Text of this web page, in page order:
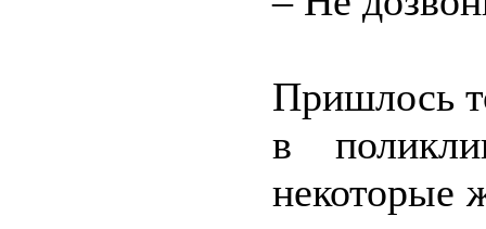
Пришлось
в
некоторые